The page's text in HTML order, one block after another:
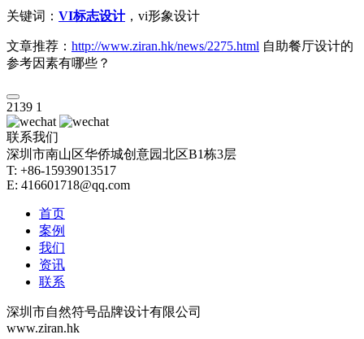
关键词： VI标志设计，vi形象设计
文章推荐： http://www.ziran.hk/news/2275.html 自助餐厅设计的
参考因素有哪些？
2139 1
联系我们
深圳市南山区华侨城创意园北区B1栋3层
T: +86-15939013517
E: 416601718@qq.com
首页
案例
我们
资讯
联系
深圳市自然符号品牌设计有限公司
www.ziran.hk